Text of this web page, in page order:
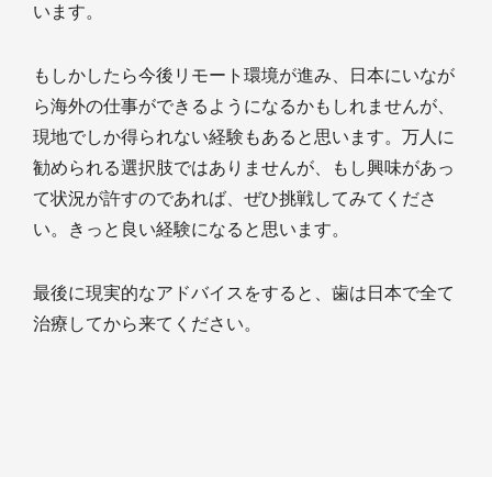
います。
もしかしたら今後リモート環境が進み、日本にいなが
ら海外の仕事ができるようになるかもしれませんが、
現地でしか得られない経験もあると思います。万人に
勧められる選択肢ではありませんが、もし興味があっ
て状況が許すのであれば、ぜひ挑戦してみてくださ
い。きっと良い経験になると思います。
最後に現実的なアドバイスをすると、歯は日本で全て
治療してから来てください。